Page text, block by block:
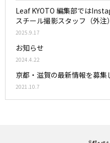
Leaf KYOTO 編集部では
スチール撮影スタッフ（外注
2025.9.17
お知らせ
2024.4.22
京都・滋賀の最新情報を募集
2021.10.7